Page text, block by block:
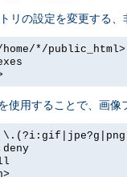
リの設定を変更する
*/public_html>
使用することで、画像